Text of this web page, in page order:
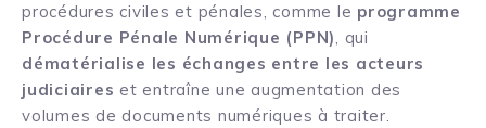
procédures civiles et pénales, comme le programme
Procédure Pénale Numérique (PPN), qui
dématérialise les échanges entre les acteurs
judiciaires et entraîne une augmentation des
volumes de documents numériques à traiter.